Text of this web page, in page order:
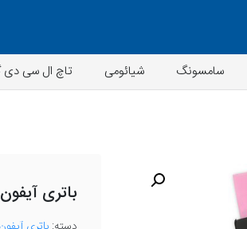
سامسونگ شیائومی تاچ ال سی
باتری آیفون ۷ پلاس